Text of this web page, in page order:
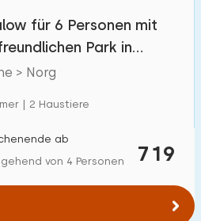
für 6 Personen mit
Park in
> Norg
| 2 Haustiere
719
ab
von 4 Personen